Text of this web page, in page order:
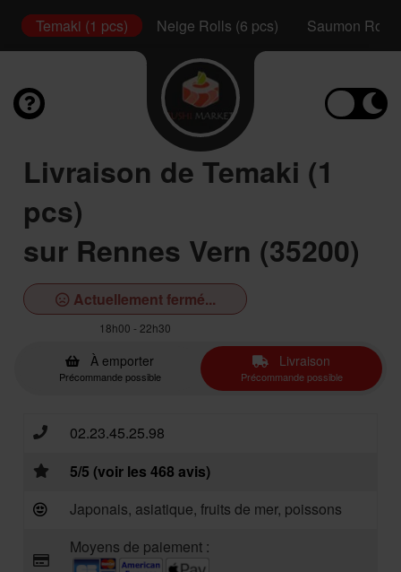
Temaki (1 pcs) Neige Rolls (6 pcs) Saumon Rolls
Livraison de Temaki (1
pcs)
sur Rennes Vern (35200)
Actuellement fermé...
18h00 - 22h30
À emporter
Précommande possible
Livraison
Précommande possible
02.23.45.25.98
5/5 (voir les 468 avis)
Japonais, asiatique, fruits de mer, poissons
Moyens de paiement :